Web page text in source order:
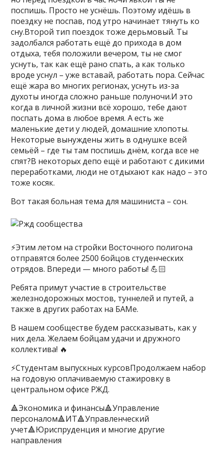
поспишь. Просто не уснёшь. Поэтому идёшь в
поездку не поспав, под утро начинает тянуть ко
сну.Второй тип поездок тоже дерьмовый. Ты
задолбался работать ещё до прихода в дом
отдыха, тебя положили вечером, ты не смог
уснуть, так как ещё рано спать, а как только
вроде уснул – уже вставай, работать пора. Сейчас
ещё жара во многих регионах, уснуть из-за
духоты иногда сложно раньше полуночи.И это
когда в личной жизни всё хорошо, тебе дают
поспать дома в любое время. А есть же
маленькие дети у людей, домашние хлопоты.
Некоторые вынуждены жить в однушке всей
семьёй – где ты там поспишь днём, когда все не
спят?В некоторых депо ещё и работают с дикими
переработками, люди не отдыхают как надо – это
тоже косяк.
Вот такая больная тема для машиниста – сон.
⚡️Этим летом на стройки Восточного полигона
отправятся более 2500 бойцов студенческих
отрядов. Впереди — много работы! 💪🏻
Ребята примут участие в строительстве
железнодорожных мостов, туннелей и путей, а
также в других работах на БАМе.
В нашем сообществе будем рассказывать, как у
них дела. Желаем бойцам удачи и дружного
коллектива! 🔥
⚡️Студентам выпускных курсовПродолжаем набор
на годовую оплачиваемую стажировку в
центральном офисе РЖД.
🔺Экономика и финансы🔺Управление
персоналом🔺ИТ🔺Управленческий
учет🔺Юриспруденция и многие другие
направления